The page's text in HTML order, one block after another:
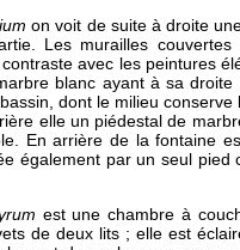
on voit de suite à droite
Les murailles
avec les peintures
blanc ayant à sa
dont le milieu
elle un piédestal de
En arrière de la fontaine
également par un seul
est une chambre à
de deux lits ; elle est